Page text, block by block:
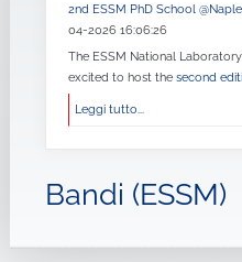
2nd ESSM PhD School
04-2026 16:06:26
The ESSM National
excited to host the second
Leggi tutto...
Bandi (ESSM)